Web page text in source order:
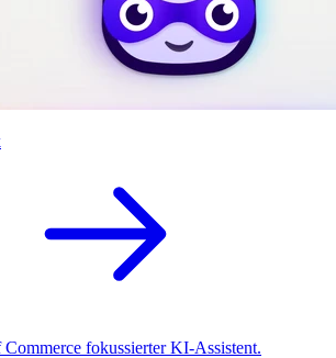
fokussierter KI-Assistent.